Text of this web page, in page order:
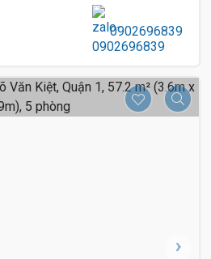
0902696839